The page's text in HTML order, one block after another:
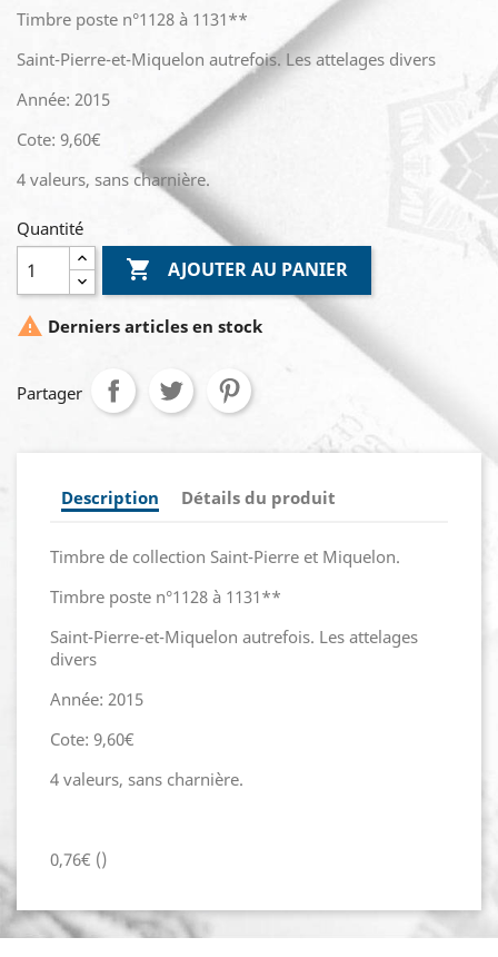
Timbre poste n°1128 à 1131**
Saint-Pierre-et-Miquelon autrefois. Les attelages divers
Année: 2015
Cote: 9,60€
4 valeurs, sans charnière.
Quantité
 AJOUTER AU PANIER
 Derniers articles en stock
Partager
Description Détails du produit
Timbre de collection Saint-Pierre et Miquelon.
Timbre poste n°1128 à 1131**
Saint-Pierre-et-Miquelon autrefois. Les attelages
divers
Année: 2015
Cote: 9,60€
4 valeurs, sans charnière.
0,76€ ()